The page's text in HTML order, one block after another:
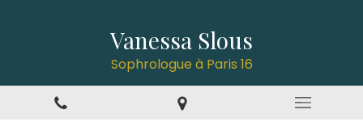
Vanessa Slous
Sophrologue à Paris 16